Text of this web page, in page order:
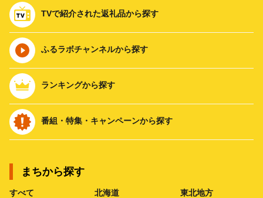
TVで紹介された返礼品から探す
ふるラボチャンネルから探す
ランキングから探す
番組・特集・キャンペーンから探す
まちから探す
すべて 北海道 東北地方